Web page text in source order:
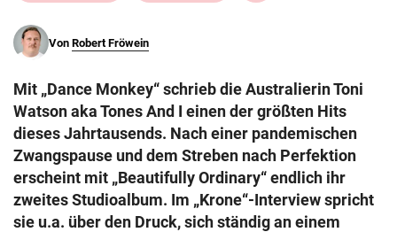
search
eingeben
© Krone Multimedia GmbH & Co KG 2026
Muthgasse 2, 1190 Wien
Von Robert Fröwein
Mit „Dance Monkey“ schrieb die Australierin Toni
Watson aka Tones And I einen der größten Hits
dieses Jahrtausends. Nach einer pandemischen
Zwangspause und dem Streben nach Perfektion
erscheint mit „Beautifully Ordinary“ endlich ihr
zweites Studioalbum. Im „Krone“-Interview spricht
sie u.a. über den Druck, sich ständig an einem